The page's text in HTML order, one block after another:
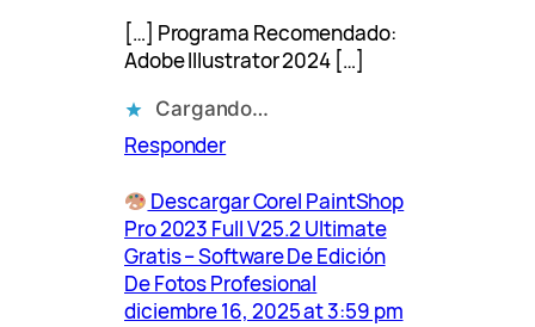
[…] Programa Recomendado:
Adobe Illustrator 2024 […]
Cargando…
Responder
Descargar Corel PaintShop
Pro 2023 Full V25.2 Ultimate
Gratis – Software De Edición
De Fotos Profesional
diciembre 16, 2025 at 3:59 pm